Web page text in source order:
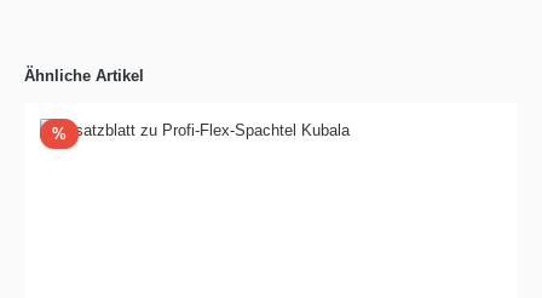
Ähnliche Artikel
%Rabatt